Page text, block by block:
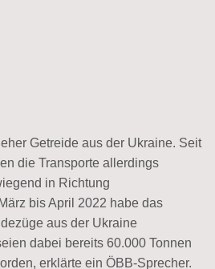
Getreide aus der Ukraine. Seit
die Transporte allerdings
in Richtung
bis April 2022 habe das
aus der Ukraine
dabei bereits 60.000 Tonnen
erklärte ein ÖBB-Sprecher.